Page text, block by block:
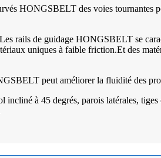
HONGSBELT des voies
rails de guidage HONGSBELT se
uniques à faible friction.Et des
peut améliorer la fluidité des
à 45 degrés, parois latérales,